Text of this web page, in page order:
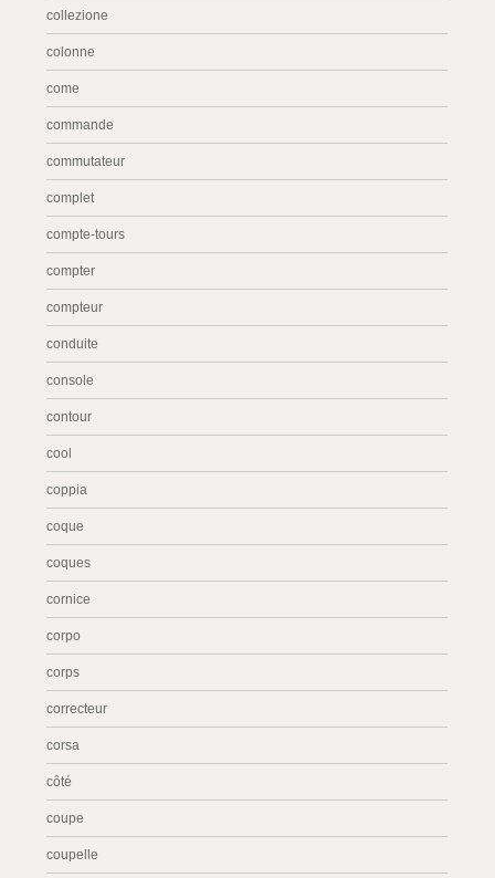
collezione
colonne
come
commande
commutateur
complet
compte-tours
compter
compteur
conduite
console
contour
cool
coppia
coque
coques
cornice
corpo
corps
correcteur
corsa
côté
coupe
coupelle